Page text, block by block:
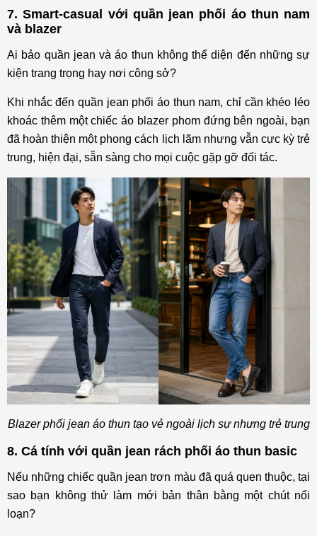
7. Smart-casual với quần jean phối áo thun nam
và blazer
Ai bảo quần jean và áo thun không thể diện đến những sự
kiện trang trọng hay nơi công sở?
Khi nhắc đến quần jean phối áo thun nam, chỉ cần khéo léo
khoác thêm một chiếc áo blazer phom đứng bên ngoài, bạn
đã hoàn thiện một phong cách lịch lãm nhưng vẫn cực kỳ trẻ
trung, hiện đại, sẵn sàng cho mọi cuộc gặp gỡ đối tác.
Blazer phối jean áo thun tạo vẻ ngoài lịch sự nhưng trẻ trung
8. Cá tính với quần jean rách phối áo thun basic
Nếu những chiếc quần jean trơn màu đã quá quen thuộc, tại
sao bạn không thử làm mới bản thân bằng một chút nổi
loạn?